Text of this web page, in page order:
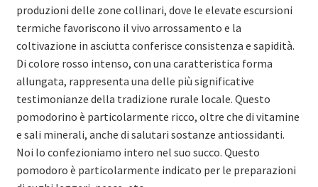
produzioni delle zone collinari, dove le elevate escursioni
termiche favoriscono il vivo arrossamento e la
coltivazione in asciutta conferisce consistenza e sapidità.
Di colore rosso intenso, con una caratteristica forma
allungata, rappresenta una delle più significative
testimonianze della tradizione rurale locale. Questo
pomodorino è particolarmente ricco, oltre che di vitamine
e sali minerali, anche di salutari sostanze antiossidanti.
Noi lo confezioniamo intero nel suo succo. Questo
pomodoro è particolarmente indicato per le preparazioni